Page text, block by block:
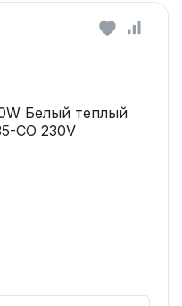
Белый теплый
CO 230V